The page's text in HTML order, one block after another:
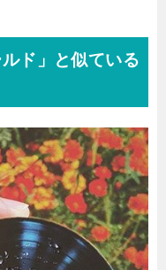
ド」と似ている